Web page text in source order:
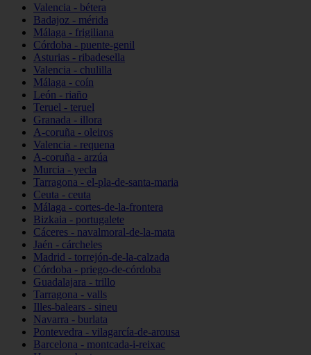
Valencia - bétera
Badajoz - mérida
Málaga - frigiliana
Córdoba - puente-genil
Asturias - ribadesella
Valencia - chulilla
Málaga - coín
León - riaño
Teruel - teruel
Granada - illora
A-coruña - oleiros
Valencia - requena
A-coruña - arzúa
Murcia - yecla
Tarragona - el-pla-de-santa-maria
Ceuta - ceuta
Málaga - cortes-de-la-frontera
Bizkaia - portugalete
Cáceres - navalmoral-de-la-mata
Jaén - cárcheles
Madrid - torrejón-de-la-calzada
Córdoba - priego-de-córdoba
Guadalajara - trillo
Tarragona - valls
Illes-balears - sineu
Navarra - burlata
Pontevedra - vilagarcía-de-arousa
Barcelona - montcada-i-reixac